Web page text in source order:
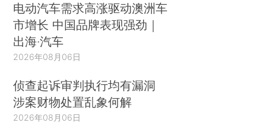
电动汽车需求高涨驱动澳洲车
市增长 中国品牌表现强劲｜
出海·汽车
2026年08月06日
侦查起诉审判执行均有漏洞
涉案财物处置乱象何解
2026年08月06日